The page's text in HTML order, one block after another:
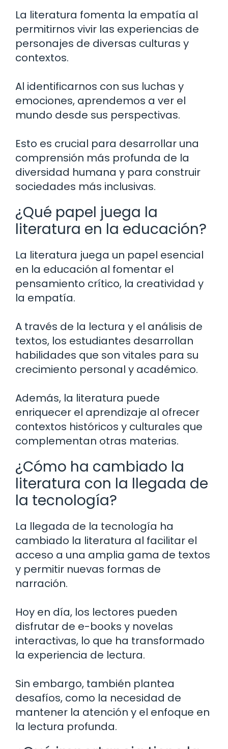
La literatura fomenta la empatía al
permitirnos vivir las experiencias de
personajes de diversas culturas y
contextos.
Al identificarnos con sus luchas y
emociones, aprendemos a ver el
mundo desde sus perspectivas.
Esto es crucial para desarrollar una
comprensión más profunda de la
diversidad humana y para construir
sociedades más inclusivas.
¿Qué papel juega la
literatura en la educación?
La literatura juega un papel esencial
en la educación al fomentar el
pensamiento crítico, la creatividad y
la empatía.
A través de la lectura y el análisis de
textos, los estudiantes desarrollan
habilidades que son vitales para su
crecimiento personal y académico.
Además, la literatura puede
enriquecer el aprendizaje al ofrecer
contextos históricos y culturales que
complementan otras materias.
¿Cómo ha cambiado la
literatura con la llegada de
la tecnología?
La llegada de la tecnología ha
cambiado la literatura al facilitar el
acceso a una amplia gama de textos
y permitir nuevas formas de
narración.
Hoy en día, los lectores pueden
disfrutar de e-books y novelas
interactivas, lo que ha transformado
la experiencia de lectura.
Sin embargo, también plantea
desafíos, como la necesidad de
mantener la atención y el enfoque en
la lectura profunda.